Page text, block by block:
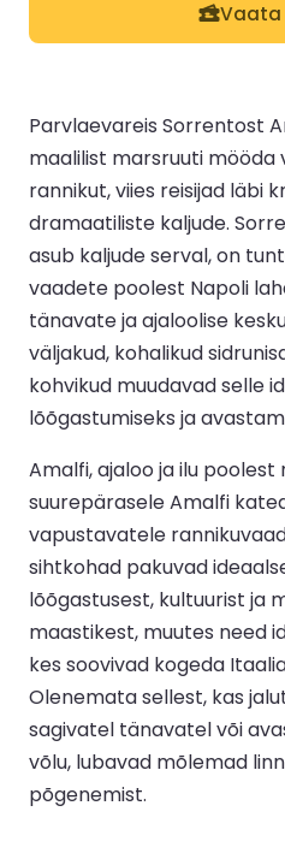
Vaata
Parvlaevareis Sorrentost
maalilist marsruuti
rannikut, viies reisijad läbi
dramaatiliste kaljude.
asub kaljude serval, on
vaadete poolest Napoli
tänavate ja ajaloolise
väljakud, kohalikud
kohvikud muudavad selle
lõõgastumiseks ja
Amalfi, ajaloo ja ilu poolest
suurepärasele Amalfi
vapustavatele
sihtkohad pakuvad
lõõgastusest, kultuurist ja
maastikest, muutes need
kes soovivad kogeda
Olenemata sellest, kas
sagivatel tänavatel või
võlu, lubavad mõlemad
põgenemist.